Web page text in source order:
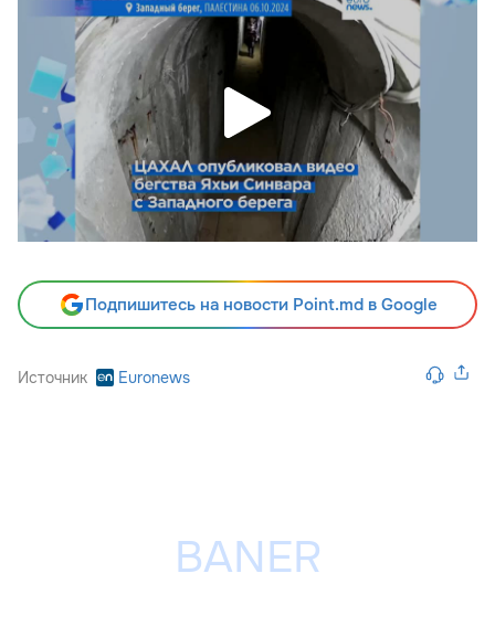
Подпишитесь на новости Point.md в Google
Источник Euronews